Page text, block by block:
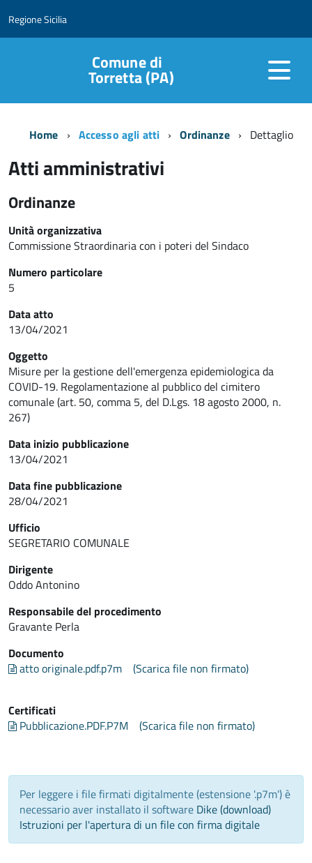
Regione Sicilia
Comune di
Torretta (PA)
Home Accesso agli atti Ordinanze Dettaglio
Atti amministrativi
Ordinanze
Unità organizzativa
Commissione Straordinaria con i poteri del Sindaco
Numero particolare
5
Data atto
13/04/2021
Oggetto
Misure per la gestione dell'emergenza epidemiologica da
COVID-19. Regolamentazione al pubblico del cimitero
comunale (art. 50, comma 5, del D.Lgs. 18 agosto 2000, n.
267)
Data inizio pubblicazione
13/04/2021
Data fine pubblicazione
28/04/2021
Ufficio
SEGRETARIO COMUNALE
Dirigente
Oddo Antonino
Responsabile del procedimento
Gravante Perla
Documento
atto originale.pdf.p7m
(Scarica file non firmato)
Certificati
Pubblicazione.PDF.P7M
(Scarica file non firmato)
Per leggere i file firmati digitalmente (estensione '.p7m') è
necessario aver installato il software Dike (download)
Istruzioni per l'apertura di un file con firma digitale